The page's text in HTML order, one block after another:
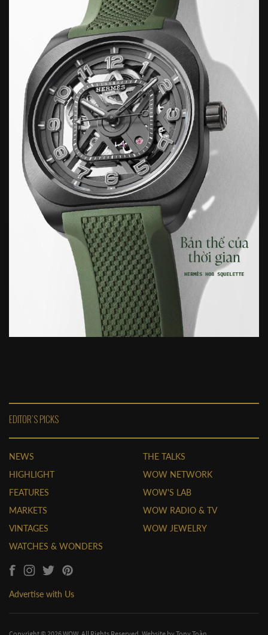
EDITOR'S PICKS
NEWS
HIGHLIGHT
FEATURES
MARKETS
VINTAGES
WATCHES & WONDERS
THE TALKS
WOW NETWORK
WOW'S LAB
WOW RADIO & TV
WOW JEWELRY
Advertise with Us